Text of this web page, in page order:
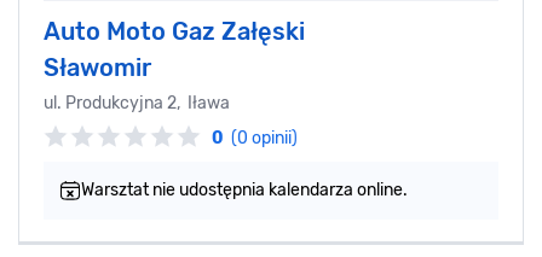
Auto Moto Gaz Załęski
Sławomir
ul. Produkcyjna 2, Iława
0 (0 opinii)
Warsztat nie udostępnia kalendarza online.